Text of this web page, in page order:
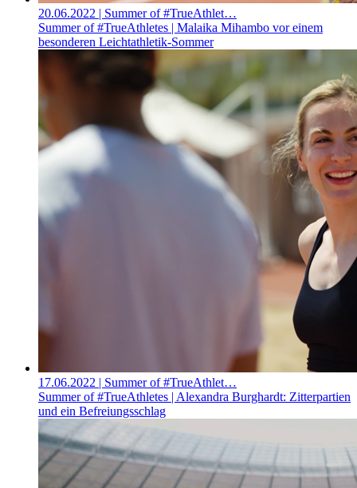
20.06.2022 | Summer of #TrueAthlet…
Summer of #TrueAthletes | Malaika Mihambo vor einem
besonderen Leichtathletik-Sommer
17.06.2022 | Summer of #TrueAthlet…
Summer of #TrueAthletes | Alexandra Burghardt: Zitterpartien
und ein Befreiungsschlag